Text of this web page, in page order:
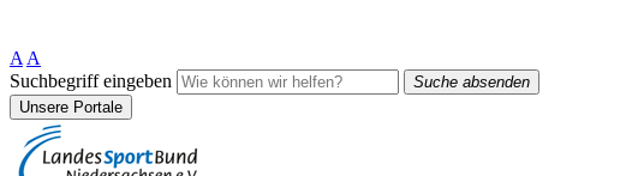
A A
Suchbegriff eingeben
Suche absenden
Unsere Portale